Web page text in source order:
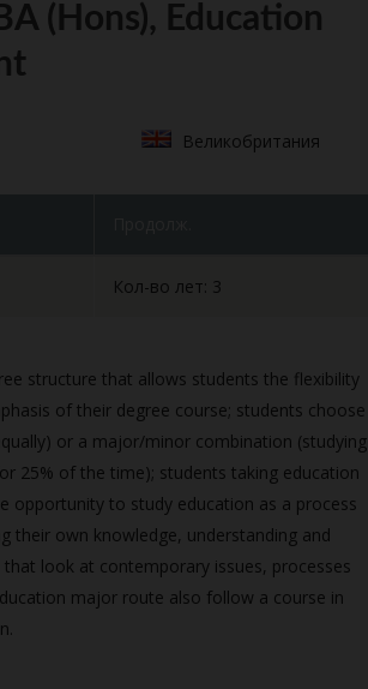
(Hons), Education
Великобритания
Кол-во лет: 3
structure that allows students the flexibility
of their degree course; students choose
or a major/minor combination (studying
25% of the time); students taking education
opportunity to study education as a process
their own knowledge, understanding and
look at contemporary issues, processes
major route also follow a course in